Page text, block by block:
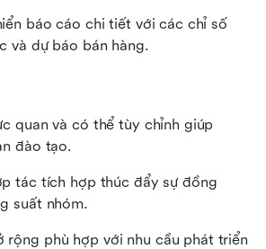
báo cáo chi tiết với các chỉ số
và dự báo bán hàng.
quan và có thể tùy chỉnh giúp
đào tạo.
tác tích hợp thúc đẩy sự đồng
suất nhóm.
rộng phù hợp với nhu cầu phát triển